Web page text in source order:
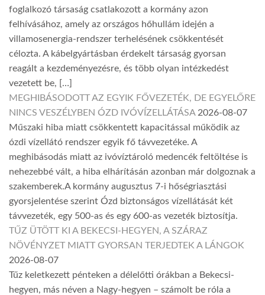
foglalkozó társaság csatlakozott a kormány azon
felhívásához, amely az országos hőhullám idején a
villamosenergia-rendszer terhelésének csökkentését
célozta. A kábelgyártásban érdekelt társaság gyorsan
reagált a kezdeményezésre, és több olyan intézkedést
vezetett be, […]
MEGHIBÁSODOTT AZ EGYIK FŐVEZETÉK, DE EGYELŐRE
NINCS VESZÉLYBEN ÓZD IVÓVÍZELLÁTÁSA 2026-08-07
Műszaki hiba miatt csökkentett kapacitással működik az
ózdi vízellátó rendszer egyik fő távvezetéke. A
meghibásodás miatt az ivóvíztároló medencék feltöltése is
nehezebbé vált, a hiba elhárításán azonban már dolgoznak a
szakemberek.A kormány augusztus 7-i hőségriasztási
gyorsjelentése szerint Ózd biztonságos vízellátását két
távvezeték, egy 500-as és egy 600-as vezeték biztosítja.
TŰZ ÜTÖTT KI A BEKECSI-HEGYEN, A SZÁRAZ
NÖVÉNYZET MIATT GYORSAN TERJEDTEK A LÁNGOK
2026-08-07
Tűz keletkezett pénteken a délelőtti órákban a Bekecsi-
hegyen, más néven a Nagy-hegyen – számolt be róla a